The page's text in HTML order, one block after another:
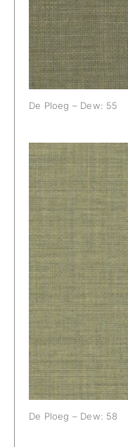
De Ploeg – Dew: 55
De
De Ploeg – Dew: 58